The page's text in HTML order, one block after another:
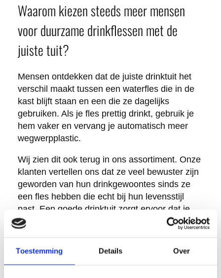
Toestemming Details Over
Waarom kiezen steeds meer mensen
voor duurzame drinkflessen met de
juiste tuit?
Mensen ontdekken dat de juiste drinktuit het
verschil maakt tussen een waterfles die in de
kast blijft staan en een die ze dagelijks
gebruiken. Als je fles prettig drinkt, gebruik je
hem vaker en vervang je automatisch meer
wegwerpplastic.
Wij zien dit ook terug in ons assortiment. Onze
klanten vertellen ons dat ze veel bewuster zijn
geworden van hun drinkgewoontes sinds ze
een fles hebben die echt bij hun levensstijl
past. Een goede drinktuit zorgt ervoor dat je
meer water drinkt, wat beter is voor je
Het mooie aan duurzame waterflessen is dat je
kunt kiezen uit verschillende tuittypes zonder